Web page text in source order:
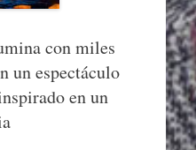
con miles
un espectáculo
en un